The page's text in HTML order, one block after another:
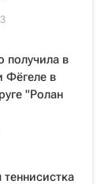
получила в
Фёгеле в
"Ролан
теннисистка